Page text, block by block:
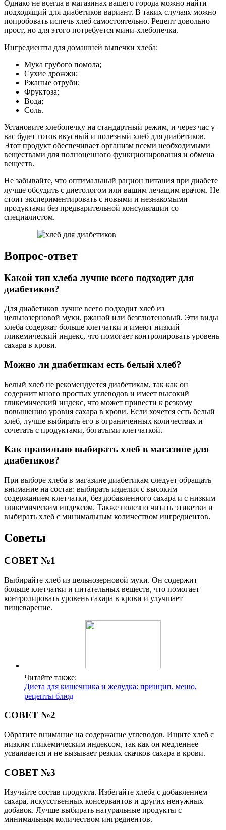
Однако не всегда в магазинах вашего города можно найти
подходящий для диабетиков вариант. В таких случаях можно
попробовать испечь хлеб самостоятельно. Рецепт довольно
прост, но для этого потребуется мини-хлебопечка.
Ингредиенты для домашней выпечки хлеба:
Мука грубого помола;
Сухие дрожжи;
Ржаные отруби;
Фруктоза;
Вода;
Соль.
Установите хлебопечку на стандартный режим, и через час у
вас будет готов вкусный и полезный хлеб для диабетиков.
Этот продукт обеспечивает организм всеми необходимыми
веществами для полноценного функционирования и обмена
веществ.
Не забывайте, что оптимальный рацион питания при диабете
лучше обсудить с диетологом или вашим лечащим врачом. Не
стоит экспериментировать с новыми и незнакомыми
продуктами без предварительной консультации со
специалистом.
Вопрос-ответ
Какой тип хлеба лучше всего подходит для
диабетиков?
Для диабетиков лучше всего подходит хлеб из
цельнозерновой муки, ржаной или безглютеновый. Эти виды
хлеба содержат больше клетчатки и имеют низкий
гликемический индекс, что помогает контролировать уровень
сахара в крови.
Можно ли диабетикам есть белый хлеб?
Белый хлеб не рекомендуется диабетикам, так как он
содержит много простых углеводов и имеет высокий
гликемический индекс, что может привести к резкому
повышению уровня сахара в крови. Если хочется есть белый
хлеб, лучше выбирать его в ограниченных количествах и
сочетать с продуктами, богатыми клетчаткой.
Как правильно выбирать хлеб в магазине для
диабетиков?
При выборе хлеба в магазине диабетикам следует обращать
внимание на состав: выбирать изделия с высоким
содержанием клетчатки, без добавленного сахара и с низким
гликемическим индексом. Также полезно читать этикетки и
выбирать хлеб с минимальным количеством ингредиентов.
Советы
СОВЕТ №1
Выбирайте хлеб из цельнозерновой муки. Он содержит
больше клетчатки и питательных веществ, что помогает
контролировать уровень сахара в крови и улучшает
пищеварение.
Читайте также:
Диета для кишечника и желудка: принцип, меню,
рецепты блюд
СОВЕТ №2
Обратите внимание на содержание углеводов. Ищите хлеб с
низким гликемическим индексом, так как он медленнее
усваивается и не вызывает резких скачков сахара в крови.
СОВЕТ №3
Изучайте состав продукта. Избегайте хлеба с добавлением
сахара, искусственных консервантов и других ненужных
добавок. Лучше выбирать натуральные продукты с
минимальным количеством ингредиентов.